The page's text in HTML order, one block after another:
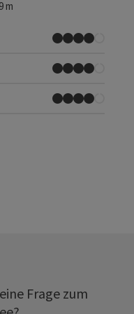
m
Frage zum